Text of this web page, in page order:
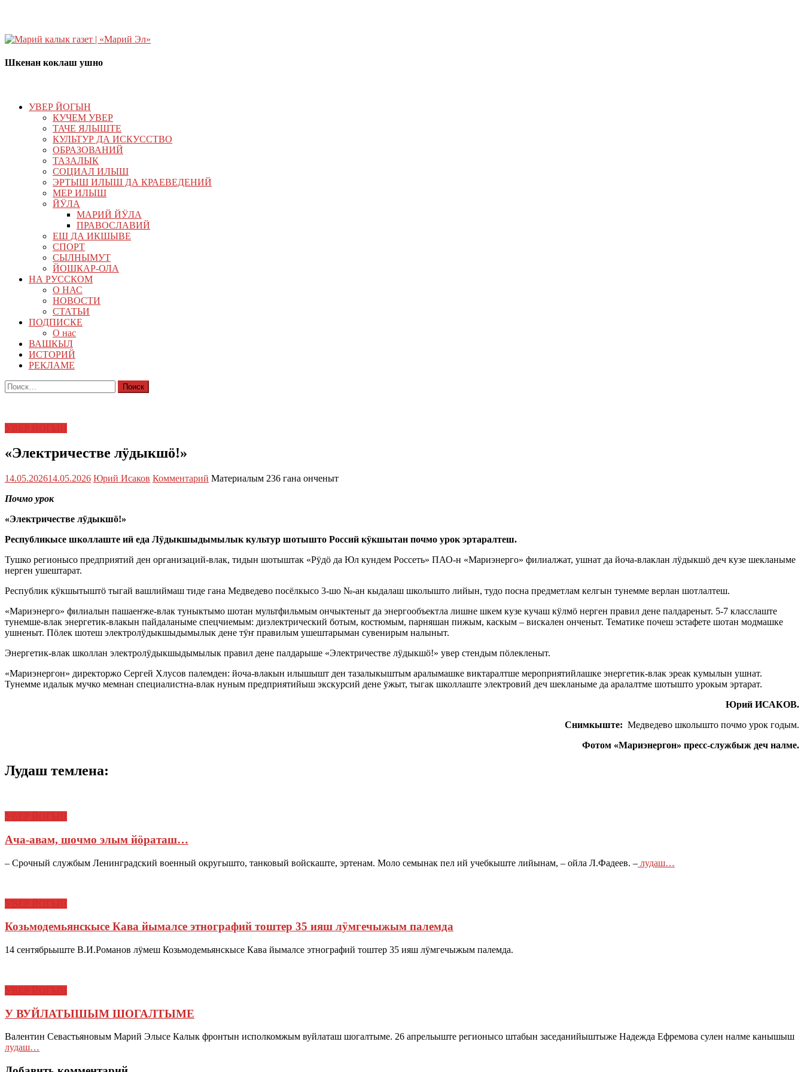
Шкенан коклаш ушно
УВЕР ЙОГЫН
КУЧЕМ УВЕР
ТАЧЕ ЯЛЫШТЕ
КУЛЬТУР ДА ИСКУССТВО
ОБРАЗОВАНИЙ
ТАЗАЛЫК
СОЦИАЛ ИЛЫШ
ЭРТЫШ ИЛЫШ ДА КРАЕВЕДЕНИЙ
МЕР ИЛЫШ
ЙӰЛА
МАРИЙ ЙӰЛА
ПРАВОСЛАВИЙ
ЕШ ДА ИКШЫВЕ
СПОРТ
СЫЛНЫМУТ
ЙОШКАР-ОЛА
НА РУССКОМ
О НАС
НОВОСТИ
СТАТЬИ
ПОДПИСКЕ
О нас
ВАШКЫЛ
ИСТОРИЙ
РЕКЛАМЕ
Найти:
«Электричестве лӱдыкшӧ!»
14.05.202614.05.2026 Юрий Исаков Комментарий Материалым 236 гана онченыт
Почмо урок
«Электричестве лӱдыкшӧ!»
Республикысе школлаште ий еда Лӱдыкшыдымылык культур шотышто Россий кӱкшытан почмо урок эртаралтеш.
Тушко регионысо предприятий ден организаций-влак, тидын шотыштак «Рӱдӧ да Юл кундем Россеть» ПАО-н «Мариэнерго» филиалжат, ушнат да йоча-влаклан лӱдыкшӧ деч кузе шекланыме
нерген ушештарат.
Республик кӱкшытыштӧ тыгай вашлиймаш тиде гана Медведево посёлкысо 3-шо №-ан кыдалаш школышто лийын, тудо посна предметлам келгын тунемме верлан шотлалтеш.
«Мариэнерго» филиалын пашаеҥже-влак туныктымо шотан мультфильмым ончыктеныт да энергообъектла лишне шкем кузе кучаш кӱлмӧ нерген правил дене палдареныт. 5-7 класслаште
тунемше-влак энергетик-влакын пайдаланыме спецчиемым: диэлектрический ботым, костюмым, парняшан пижым, каскым – вискален онченыт. Тематике почеш эстафете шотан модмашке
ушненыт. Пӧлек шотеш электролӱдыкшыдымылык дене тӱҥ правилым ушештарыман сувенирым налыныт.
Энергетик-влак школлан электролӱдыкшыдымылык правил дене палдарыше «Электричестве лӱдыкшӧ!» увер стендым пӧлекленыт.
«Мариэнергон» директоржо Сергей Хлусов палемден: йоча-влакын илышышт ден тазалыкыштым аралымашке виктаралтше мероприятийлашке энергетик-влак эреак кумылын ушнат.
Тунемме идалык мучко мемнан специалистна-влак нуным предприятийыш экскурсий дене ӱжыт, тыгак школлаште электровий деч шекланыме да аралалтме шотышто урокым эртарат.
Юрий ИСАКОВ.
Снимкыште: Медведево школышто почмо урок годым.
Фотом «Мариэнергон» пресс-службыж деч налме.
Лудаш темлена:
Ача-авам, шочмо элым йӧраташ…
– Срочный службым Ленинградский военный округышто, танковый войскаште, эртенам. Моло семынак пел ий учебкыште лийынам, – ойла Л.Фадеев. – лудаш…
Козьмодемьянскысе Кава йымалсе этнографий тоштер 35 ияш лӱмгечыжым палемда
14 сентябрьыште В.И.Романов лӱмеш Козьмодемьянскысе Кава йымалсе этнографий тоштер 35 ияш лӱмгечыжым палемда.
У ВУЙЛАТЫШЫМ ШОГАЛТЫМЕ
Валентин Севастьяновым Марий Элысе Калык фронтын исполкомжым вуйлаташ шогалтыме. 26 апрельыште регионысо штабын заседанийыштыже Надежда Ефремова сулен налме канышыш
лудаш…